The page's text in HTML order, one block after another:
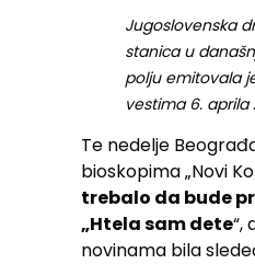
Jugoslovenska
stanica u
polju emitovala
vestima 6. aprila
Te nedelje
bioskopima „Novi
trebalo da bude
„Htela sam dete“,
novinama bila